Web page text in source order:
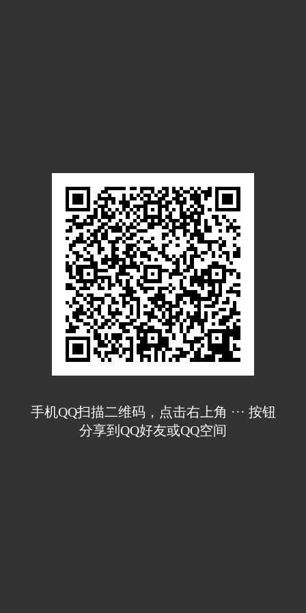
手机QQ扫描二维码，点击右上角 ··· 按钮
分享到QQ好友或QQ空间